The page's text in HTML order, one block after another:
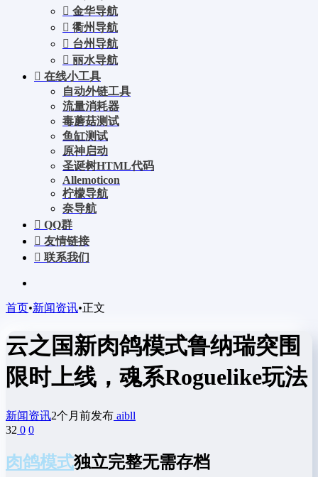
金华导航
衢州导航
台州导航
丽水导航
在线小工具
自动外链工具
流量消耗器
毒蘑菇测试
鱼缸测试
原神启动
圣诞树HTML代码
Allemoticon
柠檬导航
奈导航
QQ群
友情链接
联系我们
首页•新闻资讯•正文
云之国新肉鸽模式鲁纳瑞突围
限时上线，魂系Roguelike玩法
新闻资讯2个月前发布 aibll
32 0 0
肉鸽模式独立完整无需存档